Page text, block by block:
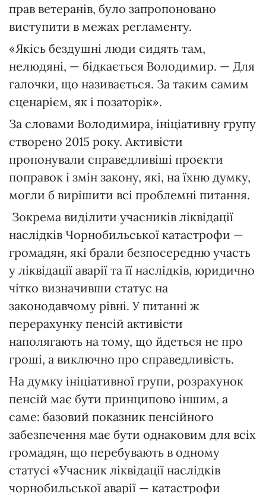
прав ветеранів, було запропоновано
виступити в межах регламенту.
«Якісь бездушні люди сидять там,
нелюдяні, — бідкається Володимир. — Для
галочки, що називається. За таким самим
сценарієм, як і позаторік».
За словами Володимира, ініціативну групу
створено 2015 року. Активісти
пропонували справедливіші проєкти
поправок і змін закону, які, на їхню думку,
могли б вирішити всі проблемні питання.
Зокрема виділити учасників ліквідації
наслідків Чорнобильської катастрофи —
громадян, які брали безпосередню участь
у ліквідації аварії та її наслідків, юридично
чітко визначивши статус на
законодавчому рівні. У питанні ж
перерахунку пенсій активісти
наполягають на тому, що йдеться не про
гроші, а виключно про справедливість.
На думку ініціативної групи, розрахунок
пенсій має бути принципово іншим, а
саме: базовий показник пенсійного
забезпечення має бути однаковим для всіх
громадян, що перебувають в одному
статусі «Учасник ліквідації наслідків
чорнобильської аварії — катастрофи